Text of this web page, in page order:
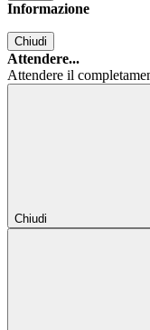
Informazione
Chiudi
Attendere...
Attendere il
Chiudi